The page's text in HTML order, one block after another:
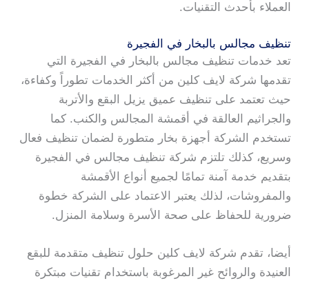
العملاء بأحدث التقنيات.
تنظيف مجالس بالبخار في الفجيرة
تعد خدمات تنظيف مجالس بالبخار في الفجيرة التي
تقدمها شركة لايف كلين من أكثر الخدمات تطوراً وكفاءة،
حيث تعتمد على تنظيف عميق يزيل البقع والأتربة
والجراثيم العالقة في أقمشة المجالس والكنب. كما
تستخدم الشركة أجهزة بخار متطورة لضمان تنظيف فعال
وسريع، كذلك تلتزم شركة تنظيف مجالس في الفجيرة
بتقديم خدمة آمنة تمامًا لجميع أنواع الأقمشة
والمفروشات، لذلك يعتبر الاعتماد على الشركة خطوة
ضرورية للحفاظ على صحة الأسرة وسلامة المنزل.
أيضا، تقدم شركة لايف كلين حلول تنظيف متقدمة للبقع
العنيدة والروائح غير المرغوبة باستخدام تقنيات مبتكرة